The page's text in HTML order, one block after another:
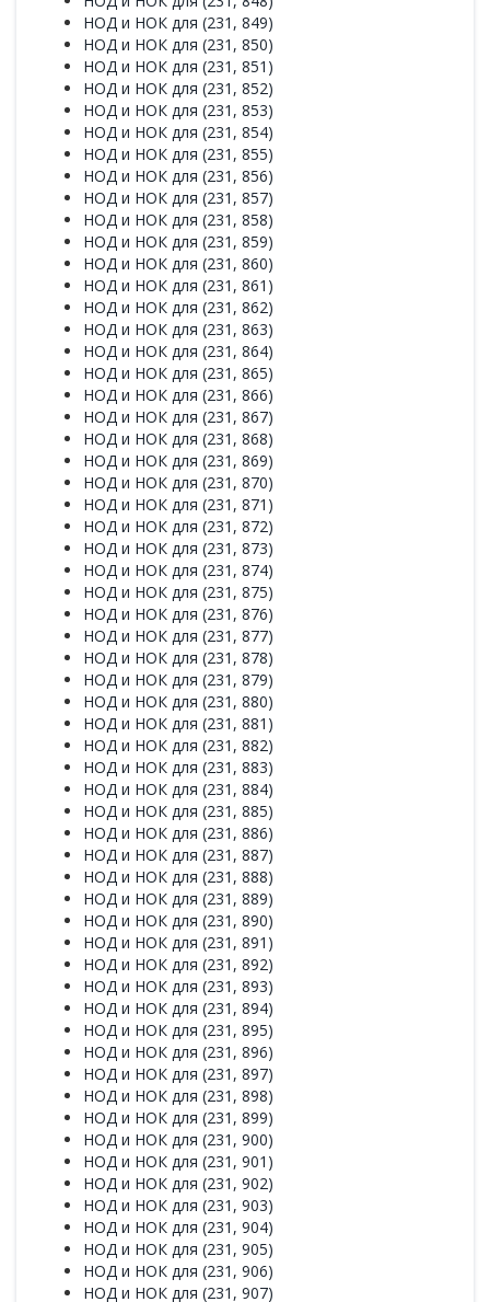
НОД и НОК для (231, 849)
НОД и НОК для (231, 850)
НОД и НОК для (231, 851)
НОД и НОК для (231, 852)
НОД и НОК для (231, 853)
НОД и НОК для (231, 854)
НОД и НОК для (231, 855)
НОД и НОК для (231, 856)
НОД и НОК для (231, 857)
НОД и НОК для (231, 858)
НОД и НОК для (231, 859)
НОД и НОК для (231, 860)
НОД и НОК для (231, 861)
НОД и НОК для (231, 862)
НОД и НОК для (231, 863)
НОД и НОК для (231, 864)
НОД и НОК для (231, 865)
НОД и НОК для (231, 866)
НОД и НОК для (231, 867)
НОД и НОК для (231, 868)
НОД и НОК для (231, 869)
НОД и НОК для (231, 870)
НОД и НОК для (231, 871)
НОД и НОК для (231, 872)
НОД и НОК для (231, 873)
НОД и НОК для (231, 874)
НОД и НОК для (231, 875)
НОД и НОК для (231, 876)
НОД и НОК для (231, 877)
НОД и НОК для (231, 878)
НОД и НОК для (231, 879)
НОД и НОК для (231, 880)
НОД и НОК для (231, 881)
НОД и НОК для (231, 882)
НОД и НОК для (231, 883)
НОД и НОК для (231, 884)
НОД и НОК для (231, 885)
НОД и НОК для (231, 886)
НОД и НОК для (231, 887)
НОД и НОК для (231, 888)
НОД и НОК для (231, 889)
НОД и НОК для (231, 890)
НОД и НОК для (231, 891)
НОД и НОК для (231, 892)
НОД и НОК для (231, 893)
НОД и НОК для (231, 894)
НОД и НОК для (231, 895)
НОД и НОК для (231, 896)
НОД и НОК для (231, 897)
НОД и НОК для (231, 898)
НОД и НОК для (231, 899)
НОД и НОК для (231, 900)
НОД и НОК для (231, 901)
НОД и НОК для (231, 902)
НОД и НОК для (231, 903)
НОД и НОК для (231, 904)
НОД и НОК для (231, 905)
НОД и НОК для (231, 906)
НОД и НОК для (231, 907)